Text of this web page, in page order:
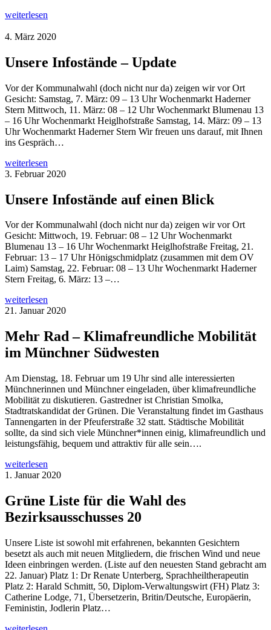
weiterlesen
4. März 2020
Unsere Infostände – Update
Vor der Kommunalwahl (doch nicht nur da) zeigen wir vor Ort
Gesicht: Samstag, 7. März: 09 – 13 Uhr Wochenmarkt Haderner
Stern Mittwoch, 11. März: 08 – 12 Uhr Wochenmarkt Blumenau 13
– 16 Uhr Wochenmarkt Heiglhofstraße Samstag, 14. März: 09 – 13
Uhr Wochenmarkt Haderner Stern Wir freuen uns darauf, mit Ihnen
ins Gespräch…
weiterlesen
3. Februar 2020
Unsere Infostände auf einen Blick
Vor der Kommunalwahl (doch nicht nur da) zeigen wir vor Ort
Gesicht: Mittwoch, 19. Februar: 08 – 12 Uhr Wochenmarkt
Blumenau 13 – 16 Uhr Wochenmarkt Heiglhofstraße Freitag, 21.
Februar: 13 – 17 Uhr Hönigschmidplatz (zusammen mit dem OV
Laim) Samstag, 22. Februar: 08 – 13 Uhr Wochenmarkt Haderner
Stern Freitag, 6. März: 13 –…
weiterlesen
21. Januar 2020
Mehr Rad – Klimafreundliche Mobilität
im Münchner Südwesten
Am Dienstag, 18. Februar um 19 Uhr sind alle interessierten
Münchnerinnen und Münchner eingeladen, über klimafreundliche
Mobilität zu diskutieren. Gastredner ist Christian Smolka,
Stadtratskandidat der Grünen. Die Veranstaltung findet im Gasthaus
Tannengarten in der Pfeuferstraße 32 statt. Städtische Mobilität
sollte, da sind sich viele Münchner*innen einig, klimafreundlich und
leistungsfähig, bequem und attraktiv für alle sein….
weiterlesen
1. Januar 2020
Grüne Liste für die Wahl des
Bezirksausschusses 20
Unsere Liste ist sowohl mit erfahrenen, bekannten Gesichtern
besetzt als auch mit neuen Mitgliedern, die frischen Wind und neue
Ideen einbringen werden. (Liste auf den neuesten Stand gebracht am
22. Januar) Platz 1: Dr Renate Unterberg, Sprachheiltherapeutin
Platz 2: Harald Schmitt, 50, Diplom-Verwaltungswirt (FH) Platz 3:
Catherine Lodge, 71, Übersetzerin, Britin/Deutsche, Europäerin,
Feministin, Jodlerin Platz…